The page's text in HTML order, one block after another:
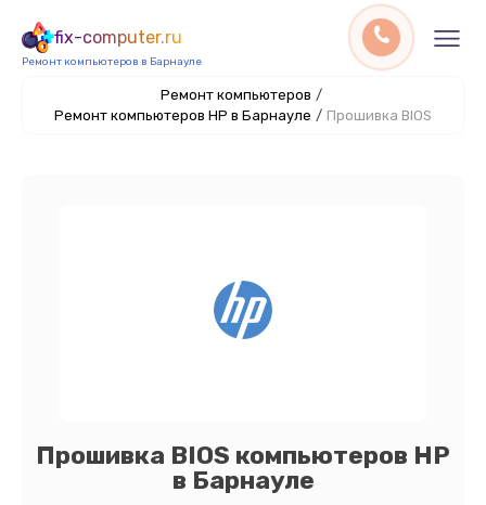
fix-computer.ru
Ремонт компьютеров в Барнауле
Ремонт компьютеров /
Ремонт компьютеров HP в Барнауле / Прошивка BIOS
Прошивка BIOS компьютеров HP
в Барнауле